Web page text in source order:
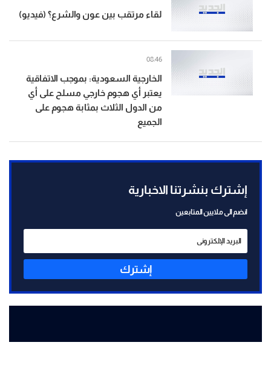
لقاء مرتقب بين عون والشرع؟ (فيديو)
الخارجية السعودية: بموجب الاتفاقية
يعتبر أي هجوم خارجي مسلح على أي
من الدول الثلاث بمثابة هجوم على
الجميع
08:46
إشترك بنشرتنا الاخبارية
انضم الى ملايين المتابعين
إشترك